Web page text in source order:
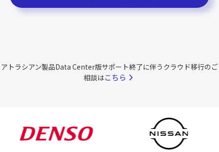
アトラシアン製品Data Center版サポート終了に伴うクラウド移行のご
相談はこちら